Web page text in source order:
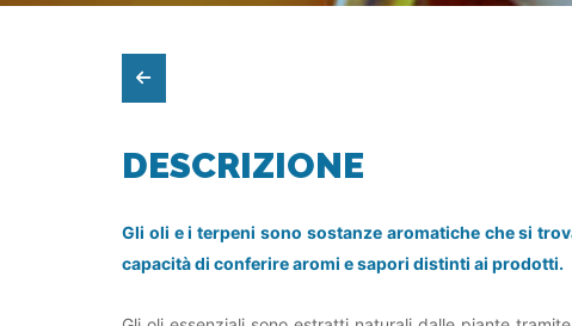
DESCRIZIONE
Gli oli e i terpeni sono sostanze aromatiche che si
capacità di conferire aromi e sapori distinti ai prodotti.